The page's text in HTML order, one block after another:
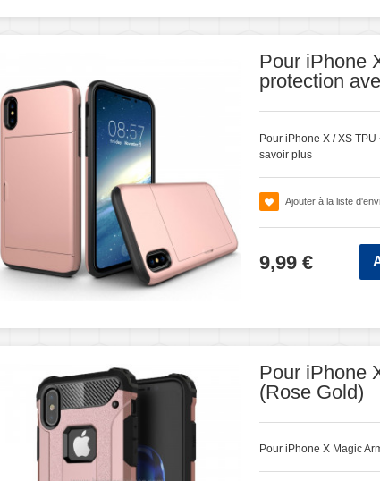
Pour iPhone
protection
Pour iPhone X / XS
savoir plus
Ajouter à la liste
9,99 €
Pour iPhone
(Rose Gold)
Pour iPhone X Magic